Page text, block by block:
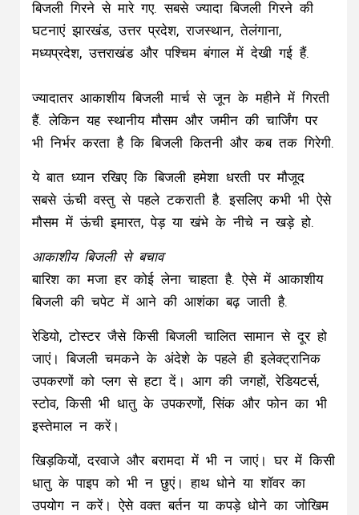
बिजली गिरने से मारे गए. सबसे ज्यादा बिजली गिरने की
घटनाएं झारखंड, उत्तर प्रदेश, राजस्थान, तेलंगाना,
मध्यप्रदेश, उत्तराखंड और पश्चिम बंगाल में देखी गई हैं.
ज्यादातर आकाशीय बिजली मार्च से जून के महीने में गिरती
हैं. लेकिन यह स्थानीय मौसम और जमीन की चार्जिंग पर
भी निर्भर करता है कि बिजली कितनी और कब तक गिरेगी.
ये बात ध्यान रखिए कि बिजली हमेशा धरती पर मौजूद
सबसे ऊंची वस्तु से पहले टकराती है. इसलिए कभी भी ऐसे
मौसम में ऊंची इमारत, पेड़ या खंभे के नीचे न खड़े हो.
आकाशीय बिजली से बचाव
बारिश का मजा हर कोई लेना चाहता है. ऐसे में आकाशीय
बिजली की चपेट में आने की आशंका बढ़ जाती है.
रेडियो, टोस्टर जैसे किसी बिजली चालित सामान से दूर हो
जाएं। बिजली चमकने के अंदेशे के पहले ही इलेक्ट्रानिक
उपकरणों को प्लग से हटा दें। आग की जगहों, रेडियटर्स,
स्टोव, किसी भी धातु के उपकरणों, सिंक और फोन का भी
इस्तेमाल न करें।
खिड़कियों, दरवाजे और बरामदा में भी न जाएं। घर में किसी
धातु के पाइप को भी न छुएं। हाथ धोने या शॉवर का
उपयोग न करें। ऐसे वक्त बर्तन या कपड़े धोने का जोखिम